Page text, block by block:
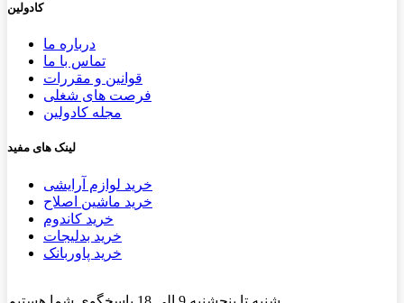
کادولین
درباره ما
تماس با ما
قوانین و مقررات
فرصت های شغلی
مجله کادولین
لینک های مفید
خرید لوازم آرایشی
خرید ماشین اصلاح
خرید کاندوم
خرید بدلیجات
خرید پاوربانک